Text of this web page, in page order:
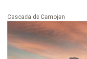
Cascada de Camojan